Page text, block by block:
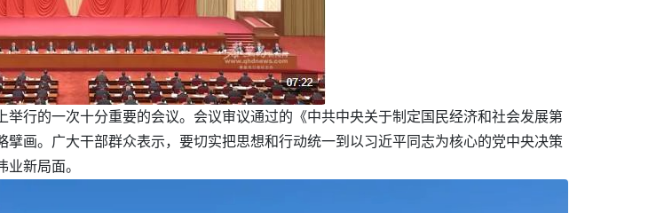
行的一次十分重要的会议。会议审议通过的《中共中央关于制定国民经济和社会发展第
画。广大干部群众表示，要切实把思想和行动统一到以习近平同志为核心的党中央决策
新局面。